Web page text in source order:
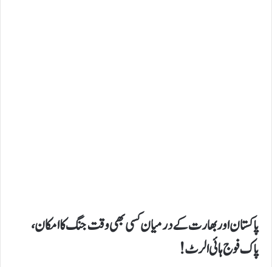
​ پاکستان اور بھارت کے درمیان کسی بھی وقت جنگ کا امکان،
پاک فوج ہائی الرٹ!